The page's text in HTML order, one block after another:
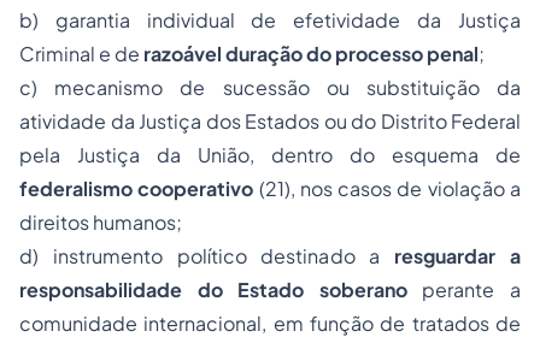
b) garantia individual de efetividade da Justiça
Criminal e de razoável duração do processo penal;
c) mecanismo de sucessão ou substituição da
atividade da Justiça dos Estados ou do Distrito Federal
pela Justiça da União, dentro do esquema de
federalismo cooperativo (21), nos casos de violação a
direitos humanos;
d) instrumento político destinado a resguardar a
responsabilidade do Estado soberanoperante a
comunidade internacional, em função de tratados de